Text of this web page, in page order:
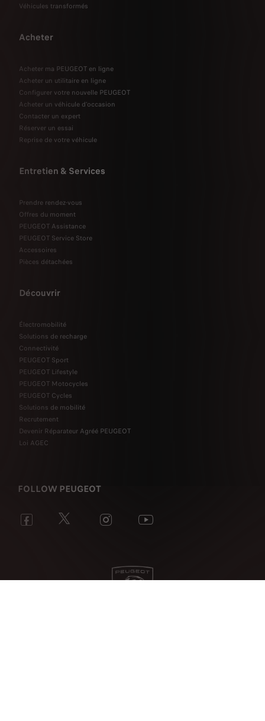
Véhicules transformés
Acheter
Acheter ma PEUGEOT en ligne
Acheter un utilitaire en ligne
Configurer votre nouvelle PEUGEOT
Acheter un véhicule d'occasion
Contacter un expert
Réserver un essai
Reprise de votre véhicule
Entretien & Services
Prendre rendez-vous
Offres du moment
PEUGEOT Assistance
PEUGEOT Service Store
Accessoires
Pièces détachées
Découvrir
Électromobilité
Solutions de recharge
Connectivité
PEUGEOT Sport
PEUGEOT Lifestyle
PEUGEOT Motocycles
PEUGEOT Cycles
Solutions de mobilité
Recrutement
Devenir Réparateur Agréé PEUGEOT
Loi AGEC
FOLLOW PEUGEOT